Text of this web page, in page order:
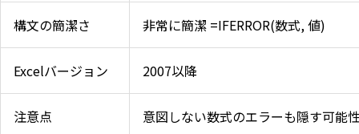
構文の簡潔さ 非常に簡潔 =IFERROR(数式, 値)
Excelバージョン 2007以降
注意点 意図しない数式のエラーも隠す可能